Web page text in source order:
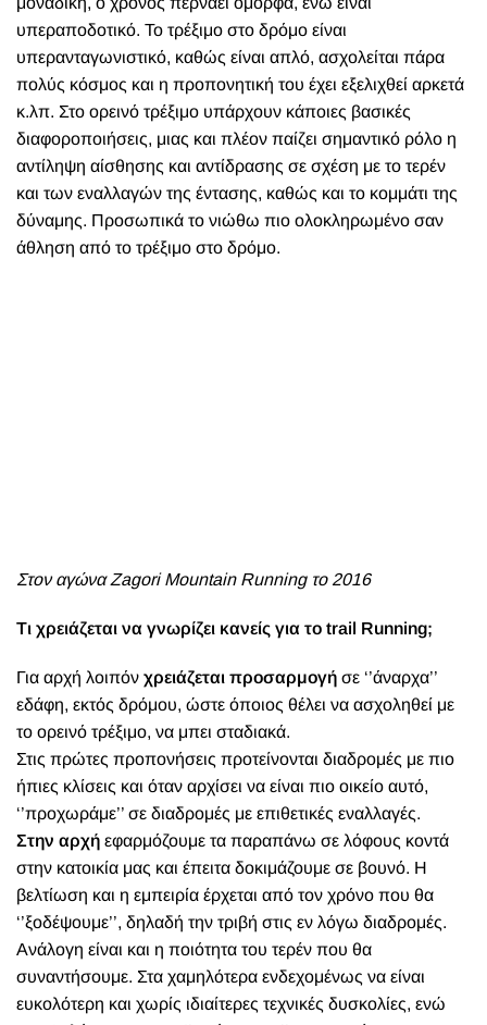
υπεραποδοτικό. Το τρέξιμο στο δρόμο είναι
υπερανταγωνιστικό, καθώς είναι απλό, ασχολείται πάρα
πολύς κόσμος και η προπονητική του έχει εξελιχθεί αρκετά
κ.λπ. Στο ορεινό τρέξιμο υπάρχουν κάποιες βασικές
διαφοροποιήσεις, μιας και πλέον παίζει σημαντικό ρόλο η
αντίληψη αίσθησης και αντίδρασης σε σχέση με το τερέν
και των εναλλαγών της έντασης, καθώς και το κομμάτι της
δύναμης. Προσωπικά το νιώθω πιο ολοκληρωμένο σαν
άθληση από το τρέξιμο στο δρόμο.
Στον αγώνα Zagori Mountain Running το 2016
Τι χρειάζεται να γνωρίζει κανείς για το trail Running;
Για αρχή λοιπόν χρειάζεται προσαρμογή σε ‘’άναρχα’’
εδάφη, εκτός δρόμου, ώστε όποιος θέλει να ασχοληθεί με
το ορεινό τρέξιμο, να μπει σταδιακά.
Στις πρώτες προπονήσεις προτείνονται διαδρομές με πιο
ήπιες κλίσεις και όταν αρχίσει να είναι πιο οικείο αυτό,
‘’προχωράμε’’ σε διαδρομές με επιθετικές εναλλαγές.
Στην αρχή εφαρμόζουμε τα παραπάνω σε λόφους κοντά
στην κατοικία μας και έπειτα δοκιμάζουμε σε βουνό. Η
βελτίωση και η εμπειρία έρχεται από τον χρόνο που θα
‘’ξοδέψουμε’’, δηλαδή την τριβή στις εν λόγω διαδρομές.
Ανάλογη είναι και η ποιότητα του τερέν που θα
συναντήσουμε. Στα χαμηλότερα ενδεχομένως να είναι
ευκολότερη και χωρίς ιδιαίτερες τεχνικές δυσκολίες, ενώ